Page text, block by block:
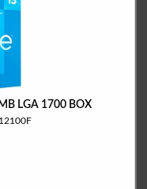
LGA 1700 BOX